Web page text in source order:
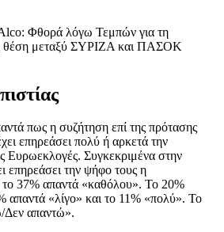
πως η συζήτηση επί της πρότασης
επηρεάσει πολύ ή αρκετά την
Ευρωεκλογές. Συγκεκριμένα στην
επηρεάσει την ψήφο τους η
37% απαντά «καθόλου». Το 20%
απαντά «λίγο» και το 11% «πολύ». Το
Δεν απαντώ».